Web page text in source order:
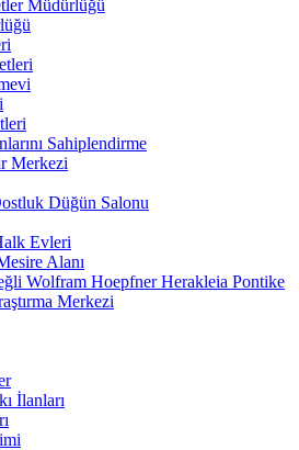
Müdürlüğü
Sahiplendirme
Merkezi
Düğün Salonu
Evleri
Alanı
Wolfram Hoepfner Herakleia Pontike
Merkezi
İlanları